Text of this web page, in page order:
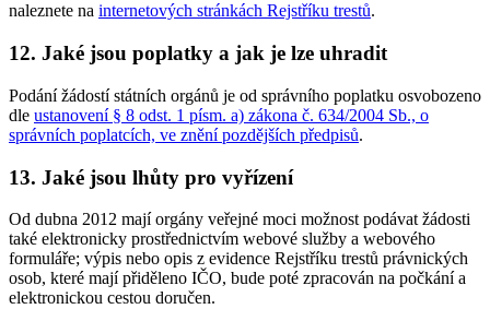
naleznete na internetových stránkách Rejstříku trestů.
12. Jaké jsou poplatky a jak je lze uhradit
Podání žádostí státních orgánů je od správního poplatku osvobozeno
dle ustanovení § 8 odst. 1 písm. a) zákona č. 634/2004 Sb., o
správních poplatcích, ve znění pozdějších předpisů.
13. Jaké jsou lhůty pro vyřízení
Od dubna 2012 mají orgány veřejné moci možnost podávat žádosti
také elektronicky prostřednictvím webové služby a webového
formuláře; výpis nebo opis z evidence Rejstříku trestů právnických
osob, které mají přiděleno IČO, bude poté zpracován na počkání a
elektronickou cestou doručen.